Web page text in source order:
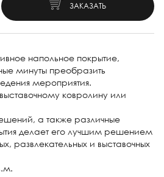
ЗАКАЗАТЬ
напольное покрытие,
минуты преобразить
мероприятия.
ковролину или
а также различные
делает его лучшим решением
развлекательных и выставочных